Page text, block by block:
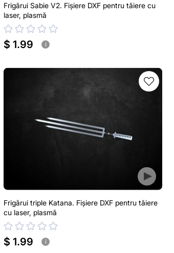
Frigărui Sabie V2. Fișiere DXF pentru tăiere cu
laser, plasmă
$ 1.99 i
Frigărui triple Katana. Fișiere DXF pentru tăiere
cu laser, plasmă
$ 1.99 i